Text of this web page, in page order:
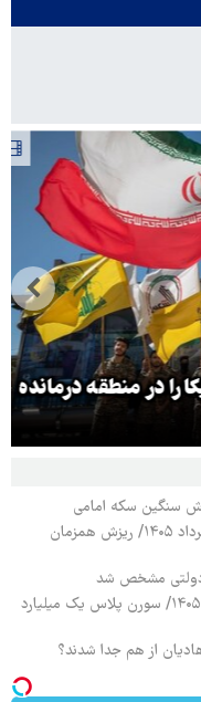
در منطقه درمانده
قیمت محصولات ایران خودرو چهارشنبه ۱۴ مرداد ۱۴۰۵/ ریزش همزمان
دولتی مشخص شد
قیمت محصولات ایران خودرو شنبه ۱۰ مرداد ۱۴۰۵/ سورن پلاس یک میلیارد
از هم جدا شدند؟